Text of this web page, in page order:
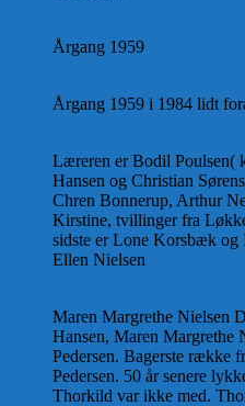
Årgang 1959
Årgang 1959 i 1984 lidt
Læreren er Bodil Poulsen(
Hansen og Christian
Chren Bonnerup, Arthur
Kirstine, tvillinger fra
sidste er Lone Korsbæk og
Ellen Nielsen
Maren Margrethe Nielsen
Hansen, Maren Margrethe
Pedersen. Bagerste række
Pedersen. 50 år senere
Thorkild var ikke med.